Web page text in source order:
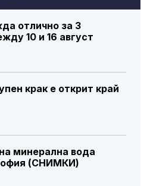
отлично за 3
10 и 16 август
крак е открит край
минерална вода
(СНИМКИ)